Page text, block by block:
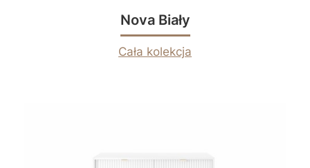
Nova Biały
Cała kolekcja